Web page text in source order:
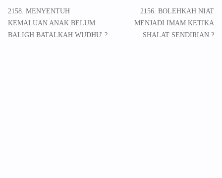
2158. MENYENTUH
KEMALUAN ANAK BELUM
BALIGH BATALKAH WUDHU' ?
2156. BOLEHKAH NIAT
MENJADI IMAM KETIKA
SHALAT SENDIRIAN ?